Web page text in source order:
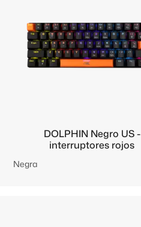
DOLPHIN Negro US -
interruptores rojos
Negra